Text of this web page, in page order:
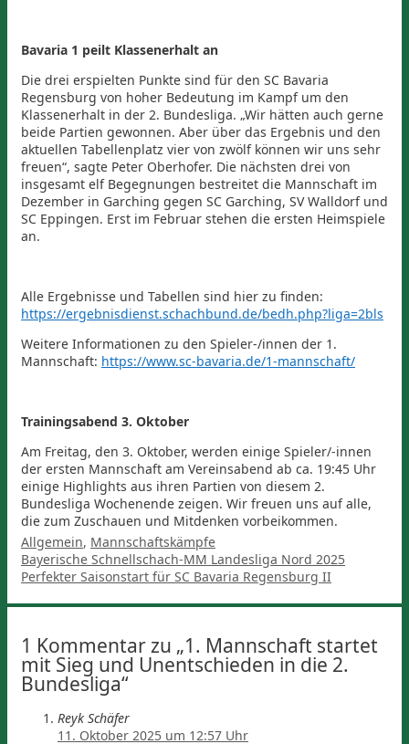
Bavaria 1 peilt Klassenerhalt an
Die drei erspielten Punkte sind für den SC Bavaria
Regensburg von hoher Bedeutung im Kampf um den
Klassenerhalt in der 2. Bundesliga. „Wir hätten auch gerne
beide Partien gewonnen. Aber über das Ergebnis und den
aktuellen Tabellenplatz vier von zwölf können wir uns sehr
freuen“, sagte Peter Oberhofer. Die nächsten drei von
insgesamt elf Begegnungen bestreitet die Mannschaft im
Dezember in Garching gegen SC Garching, SV Walldorf und
SC Eppingen. Erst im Februar stehen die ersten Heimspiele
an.
Alle Ergebnisse und Tabellen sind hier zu finden:
https://ergebnisdienst.schachbund.de/bedh.php?liga=2bls
Weitere Informationen zu den Spieler-/innen der 1.
Mannschaft: https://www.sc-bavaria.de/1-mannschaft/
Trainingsabend 3. Oktober
Am Freitag, den 3. Oktober, werden einige Spieler/-innen
der ersten Mannschaft am Vereinsabend ab ca. 19:45 Uhr
einige Highlights aus ihren Partien von diesem 2.
Bundesliga Wochenende zeigen. Wir freuen uns auf alle,
die zum Zuschauen und Mitdenken vorbeikommen.
Kategorien
Allgemein, Mannschaftskämpfe
Bayerische Schnellschach-MM Landesliga Nord 2025
Perfekter Saisonstart für SC Bavaria Regensburg II
1 Kommentar zu „1. Mannschaft startet
mit Sieg und Unentschieden in die 2.
Bundesliga“
Reyk Schäfer
11. Oktober 2025 um 12:57 Uhr